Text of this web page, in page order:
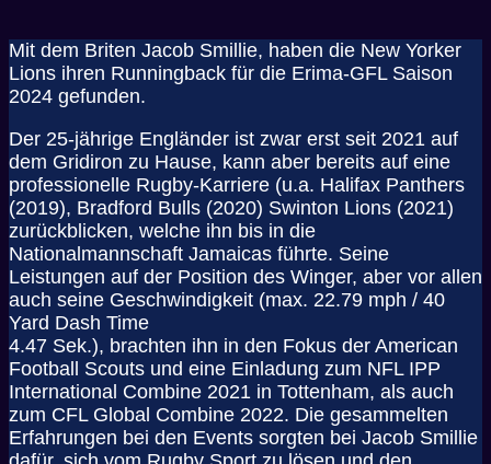
Mit dem Briten Jacob Smillie, haben die New Yorker
Lions ihren Runningback für die Erima-GFL Saison
2024 gefunden.
Der 25-jährige Engländer ist zwar erst seit 2021 auf
dem Gridiron zu Hause, kann aber bereits auf eine
professionelle Rugby-Karriere (u.a. Halifax Panthers
(2019), Bradford Bulls (2020) Swinton Lions (2021)
zurückblicken, welche ihn bis in die
Nationalmannschaft Jamaicas führte. Seine
Leistungen auf der Position des Winger, aber vor allen
auch seine Geschwindigkeit (max. 22.79 mph / 40
Yard Dash Time
4.47 Sek.), brachten ihn in den Fokus der American
Football Scouts und eine Einladung zum NFL IPP
International Combine 2021 in Tottenham, als auch
zum CFL Global Combine 2022. Die gesammelten
Erfahrungen bei den Events sorgten bei Jacob Smillie